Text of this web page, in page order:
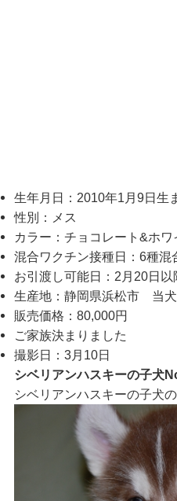
生年月日：2010年1月9日生
性別：メス
カラー：チョコレート&ホワ
混合ワクチン接種日：6種混
お引渡し可能日：2月20日以
生産地：静岡県浜松市 当
販売価格：80,000円
ご家族決まりました
撮影日：3月10日
シベリアンハスキーの子犬
シベリアンハスキーの子犬